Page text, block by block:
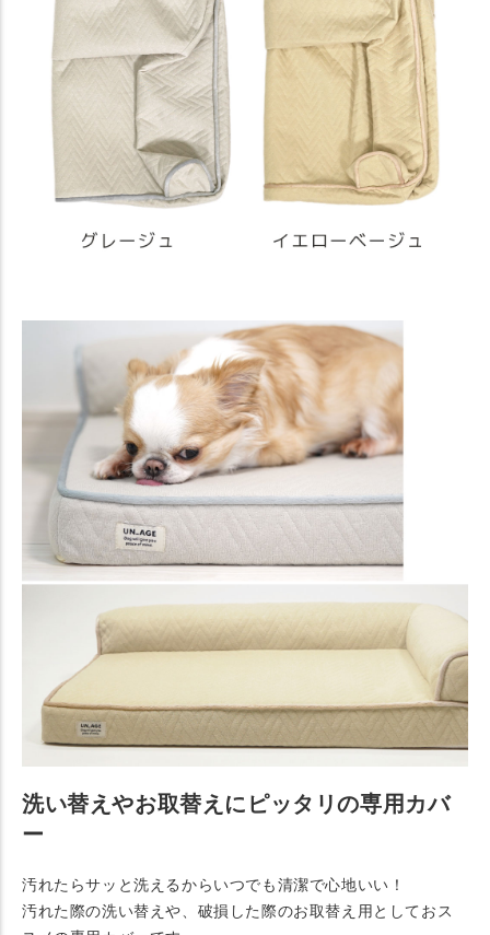
洗い替えやお取替えにピッタリの専用カバ
ー
汚れたらサッと洗えるからいつでも清潔で心地いい！
汚れた際の洗い替えや、破損した際のお取替え用としておス